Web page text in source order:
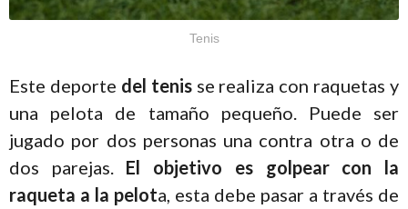
Tenis
Este deporte del tenisse realiza con raquetas y
una pelota de tamaño pequeño. Puede ser
jugado por dos personas una contra otra o de
dos parejas. El objetivo es golpear con la
raqueta a la pelota, esta debe pasar a través de